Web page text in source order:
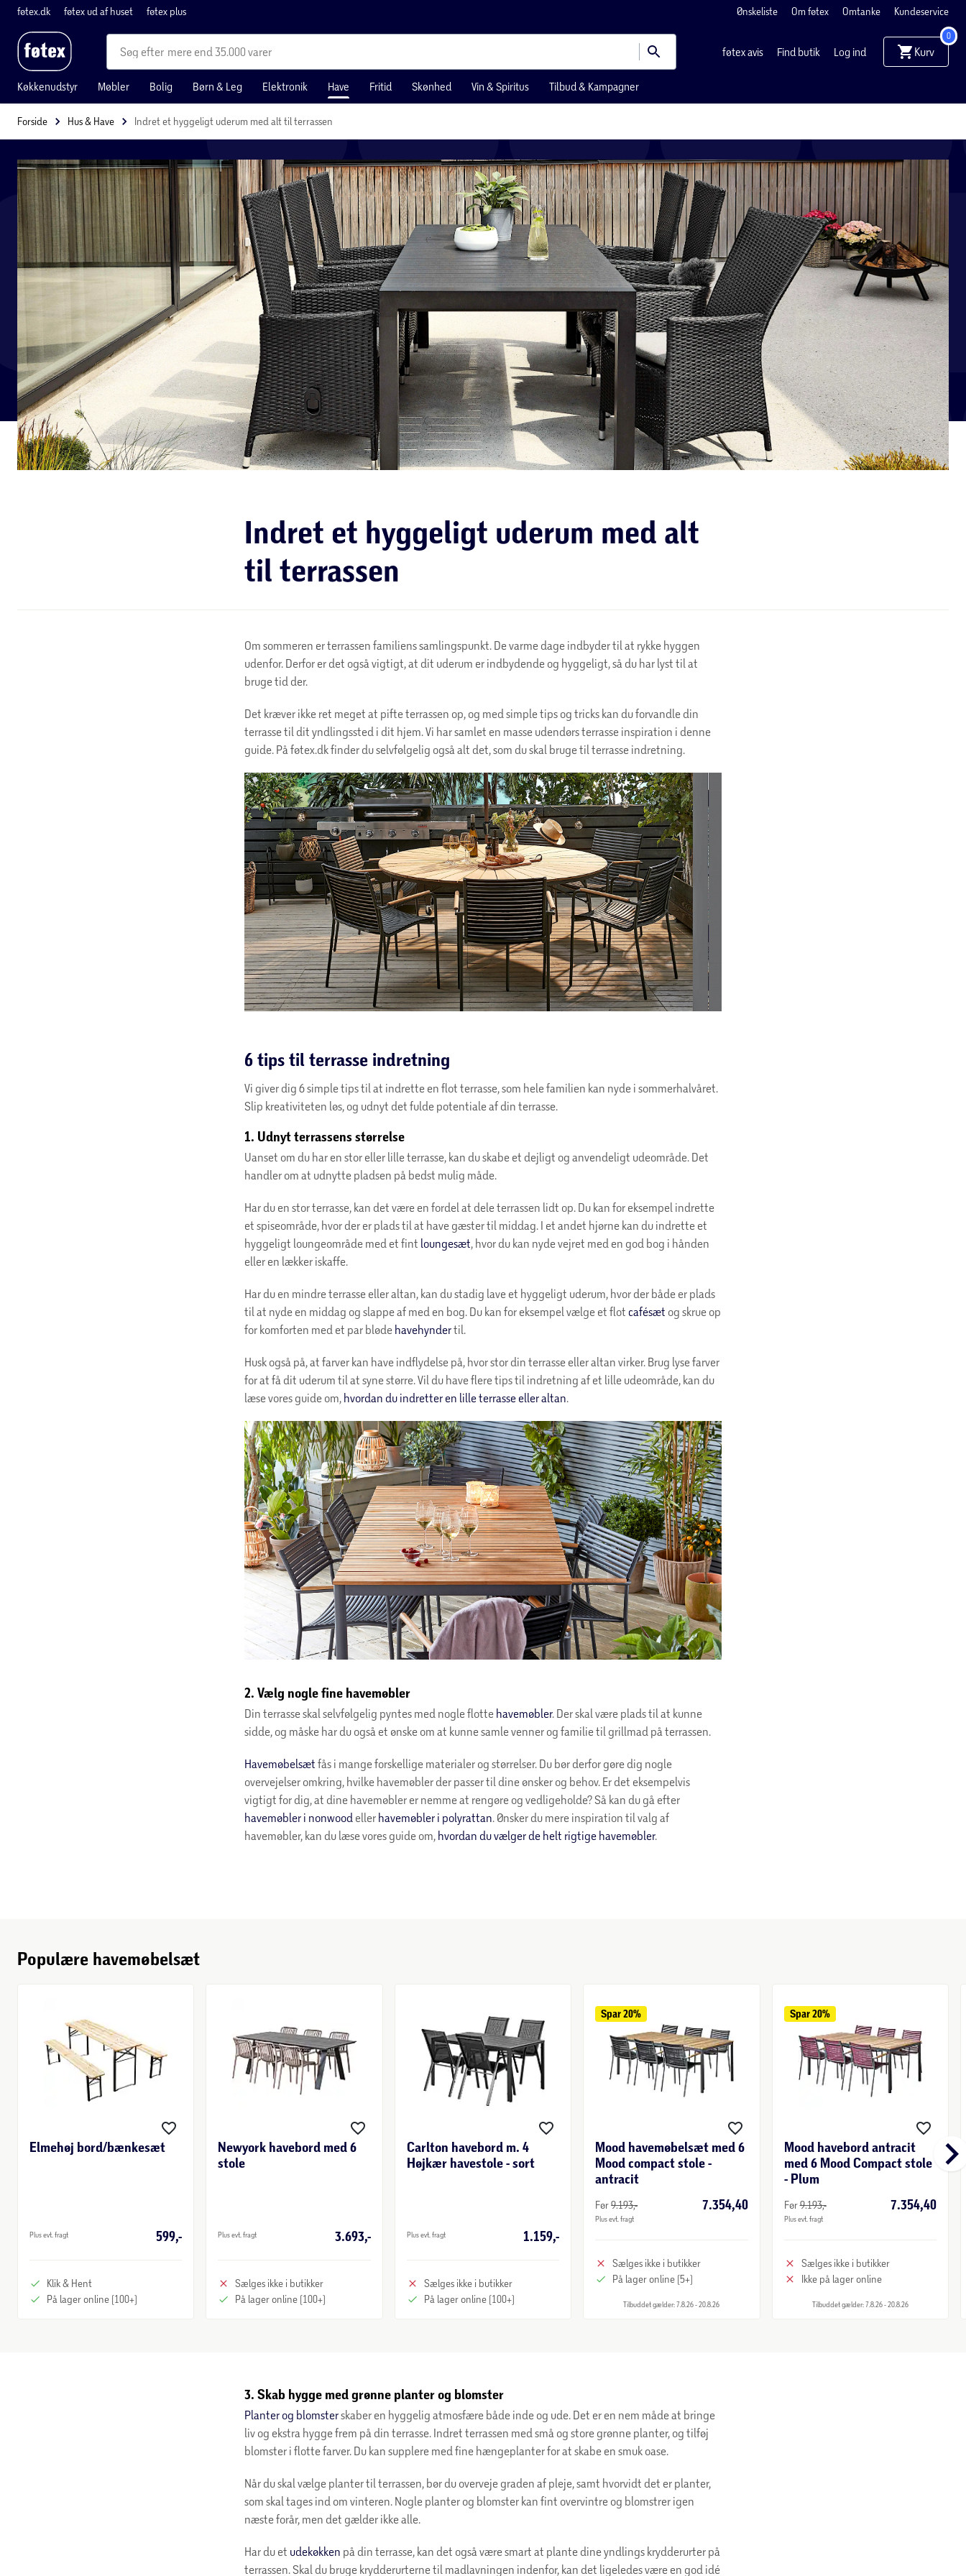
føtex.dk føtex ud af huset føtex plus Ønskeliste Om føtex Omtanke Kundeservice
mere end 35.000 varer føtex avis Find butik Log ind Kurv
0
Køkkenudstyr Møbler Bolig Børn & Leg Elektronik Have Fritid Skønhed Vin & Spiritus Tilbud & Kampagner
Forside Hus & Have Indret et hyggeligt uderum med alt til terrassen
Indret et hyggeligt uderum med alt
til terrassen
Om sommeren er terrassen familiens samlingspunkt. De varme dage indbyder til at rykke hyggen
udenfor. Derfor er det også vigtigt, at dit uderum er indbydende og hyggeligt, så du har lyst til at
bruge tid der.
Det kræver ikke ret meget at pifte terrassen op, og med simple tips og tricks kan du forvandle din
terrasse til dit yndlingssted i dit hjem. Vi har samlet en masse udendørs terrasse inspiration i denne
guide. På føtex.dk finder du selvfølgelig også alt det, som du skal bruge til terrasse indretning.
6 tips til terrasse indretning
Vi giver dig 6 simple tips til at indrette en flot terrasse, som hele familien kan nyde i sommerhalvåret.
Slip kreativiteten løs, og udnyt det fulde potentiale af din terrasse.
1. Udnyt terrassens størrelse
Uanset om du har en stor eller lille terrasse, kan du skabe et dejligt og anvendeligt udeområde. Det
handler om at udnytte pladsen på bedst mulig måde.
Har du en stor terrasse, kan det være en fordel at dele terrassen lidt op. Du kan for eksempel indrette
et spiseområde, hvor der er plads til at have gæster til middag. I et andet hjørne kan du indrette et
hyggeligt loungeområde med et fint loungesæt, hvor du kan nyde vejret med en god bog i hånden
eller en lækker iskaffe.
Har du en mindre terrasse eller altan, kan du stadig lave et hyggeligt uderum, hvor der både er plads
til at nyde en middag og slappe af med en bog. Du kan for eksempel vælge et flot cafésæt og skrue op
for komforten med et par bløde havehyndertil.
Husk også på, at farver kan have indflydelse på, hvor stor din terrasse eller altan virker. Brug lyse farver
for at få dit uderum til at syne større. Vil du have flere tips til indretning af et lille udeområde, kan du
læse vores guide om, hvordan du indretter en lille terrasse eller altan.
2. Vælg nogle fine havemøbler
Din terrasse skal selvfølgelig pyntes med nogle flotte havemøbler. Der skal være plads til at kunne
sidde, og måske har du også et ønske om at kunne samle venner og familie til grillmad på terrassen.
Havemøbelsæt fås i mange forskellige materialer og størrelser. Du bør derfor gøre dig nogle
overvejelser omkring, hvilke havemøbler der passer til dine ønsker og behov. Er det eksempelvis
vigtigt for dig, at dine havemøbler er nemme at rengøre og vedligeholde? Så kan du gå efter
havemøbler i nonwood eller havemøbler i polyrattan. Ønsker du mere inspiration til valg af
havemøbler, kan du læse vores guide om, hvordan du vælger de helt rigtige havemøbler.
Populære havemøbelsæt
Elmehøj bord/bænkesæt
Plus evt. fragt 599,-
Klik & Hent
På lager online (100+)
Newyork havebord med 6
stole
Plus evt. fragt 3.693,-
Sælges ikke i butikker
På lager online (100+)
Carlton havebord m. 4
Højkær havestole - sort
Plus evt. fragt 1.159,-
Sælges ikke i butikker
På lager online (100+)
Spar 20%
Mood havemøbelsæt med 6
Mood compact stole -
antracit
Før9.193,-
Plus evt. fragt
7.354,40
Sælges ikke i butikker
På lager online (5+)
Tilbuddet gælder: 7.8.26 - 20.8.26
Spar 20%
Mood havebord antracit
med 6 Mood Compact stole
- Plum
Før9.193,-
Plus evt. fragt
7.354,40
Sælges ikke i butikker
Ikke på lager online
Tilbuddet gælder: 7.8.26 - 20.8.26
3. Skab hygge med grønne planter og blomster
Planter og blomsterskaber en hyggelig atmosfære både inde og ude. Det er en nem måde at bringe
liv og ekstra hygge frem på din terrasse. Indret terrassen med små og store grønne planter, og tilføj
blomster i flotte farver. Du kan supplere med fine hængeplanter for at skabe en smuk oase.
Når du skal vælge planter til terrassen, bør du overveje graden af pleje, samt hvorvidt det er planter,
som skal tages ind om vinteren. Nogle planter og blomster kan fint overvintre og blomstrer igen
næste forår, men det gælder ikke alle.
Har du et udekøkken på din terrasse, kan det også være smart at plante dine yndlings krydderurter på
terrassen. Skal du bruge krydderurterne til madlavningen indenfor, kan det ligeledes være en god idé